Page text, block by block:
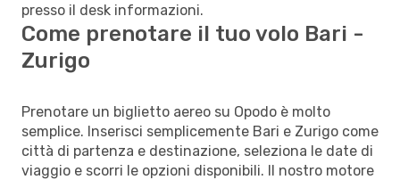
presso il desk informazioni.
Come prenotare il tuo volo Bari -
Zurigo
Prenotare un biglietto aereo su Opodo è molto
semplice. Inserisci semplicemente Bari e Zurigo come
città di partenza e destinazione, seleziona le date di
viaggio e scorri le opzioni disponibili. Il nostro motore